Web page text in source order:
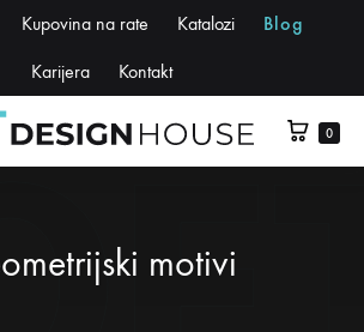
Kupovina na rate Katalozi Blog
Karijera Kontakt
0
motivi